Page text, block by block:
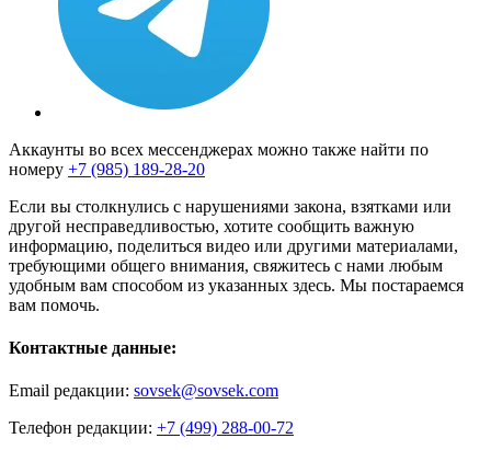
Аккаунты во всех мессенджерах можно также найти по
номеру +7 (985) 189-28-20
Если вы столкнулись с нарушениями закона, взятками или
другой несправедливостью, хотите сообщить важную
информацию, поделиться видео или другими материалами,
требующими общего внимания, свяжитесь с нами любым
удобным вам способом из указанных здесь. Мы постараемся
вам помочь.
Контактные данные:
Email редакции: sovsek@sovsek.com
Телефон редакции: +7 (499) 288-00-72